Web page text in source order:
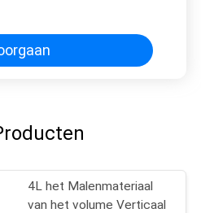
4L het Malenmateriaal
van het volume Verticaal